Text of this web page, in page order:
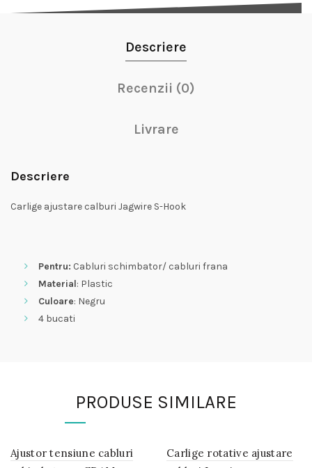
Descriere
Recenzii (0)
Livrare
Descriere
Carlige ajustare calburi Jagwire S-Hook
Pentru: Cabluri schimbator/ cabluri frana
Material: Plastic
Culoare: Negru
4 bucati
PRODUSE SIMILARE
IN
STOC
Ajustor tensiune cabluri
IN
STOC
Carlige rotative ajustare